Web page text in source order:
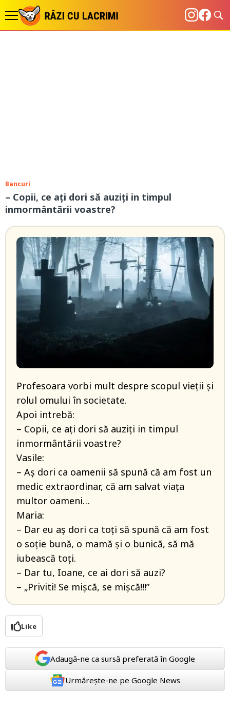
Bancuri
– Copii, ce ați dori să auziți in timpul
inmormântării voastre?
Profesoara vorbi mult despre scopul vieții și
rolul omului în societate.
Apoi intrebă:
– Copii, ce ați dori să auziți in timpul
inmormântării voastre?
Vasile:
– Aș dori ca oamenii să spună că am fost un
medic extraordinar, că am salvat viața
multor oameni…
Maria:
– Dar eu aș dori ca toți să spună că am fost
o soție bună, o mamă și o bunică, să mă
iubească toți.
– Dar tu, Ioane, ce ai dori să auzi?
– „Priviti! Se mișcă, se mișcă!!!”
Like
Adaugă-ne ca sursă preferată în Google
Urmărește-ne pe Google News